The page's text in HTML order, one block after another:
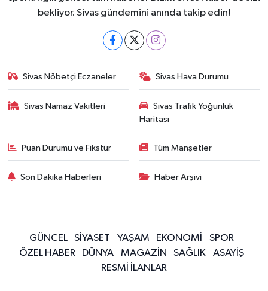
bekliyor. Sivas gündemini anında takip edin!
Sivas Nöbetçi Eczaneler Sivas Hava Durumu
Sivas Namaz Vakitleri
Sivas Trafik Yoğunluk
Haritası
Puan Durumu ve Fikstür Tüm Manşetler
Son Dakika Haberleri Haber Arşivi
GÜNCEL SİYASET YAŞAM EKONOMİ
SPOR
ÖZEL HABER
DÜNYA MAGAZİN SAĞLIK
ASAYİŞ
RESMİ İLANLAR